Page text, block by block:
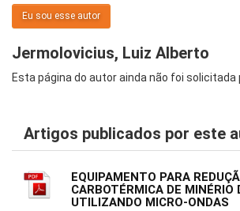
Eu sou esse autor
Jermolovicius, Luiz Alberto
Esta página do autor ainda não foi solicitada
Artigos publicados por este
EQUIPAMENTO PARA
CARBOTÉRMICA DE MINÉRIO
UTILIZANDO MICRO-ONDAS